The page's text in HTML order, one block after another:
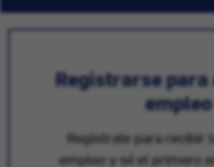
Registrarse para
empleo
Registrate para recibir
empleo y sé el primero